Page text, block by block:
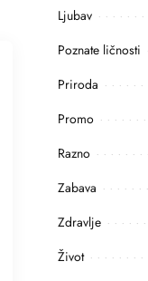
Ljubav
Poznate ličnosti
Priroda
Promo
Razno
Zabava
Zdravlje
Život